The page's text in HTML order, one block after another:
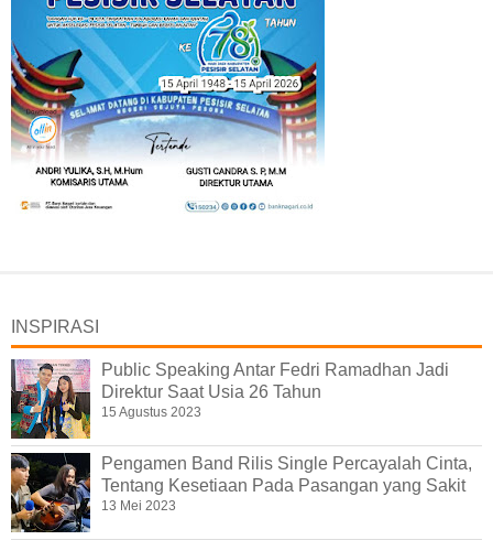
INSPIRASI
Public Speaking Antar Fedri Ramadhan Jadi
Direktur Saat Usia 26 Tahun
15 Agustus 2023
Pengamen Band Rilis Single Percayalah Cinta,
Tentang Kesetiaan Pada Pasangan yang Sakit
13 Mei 2023